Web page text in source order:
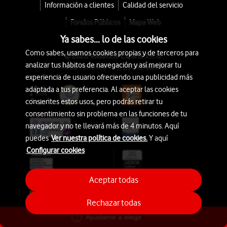
Ayúdame a elegir
Información a clientes
Calidad del servicio
Fondos Públicos
Mapa Web
© 2026 Vodafone España S.A.U.
Avda. América 115, 28042 Madrid
Ya sabes... lo de las cookies
Como sabes, usamos cookies propias y de terceros para
analizar tus hábitos de navegación y así mejorar tu
experiencia de usuario ofreciendo una publicidad más
adaptada a tus preferencia. Al aceptar las cookies
consientes estos usos, pero podrás retirar tu
consentimiento sin problema en las funciones de tu
navegador y no te llevará más de 4 minutos. Aquí
puedesVer nuestra política de cookies.Y aquí
Configurar cookies
Rechazar todas
Aceptar todas